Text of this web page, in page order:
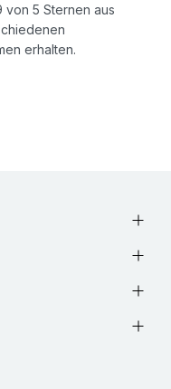
von 5 Sternen aus
erhalten.